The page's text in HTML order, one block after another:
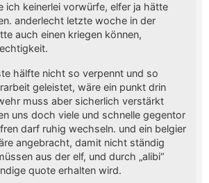
ich keinerlei vorwürfe, elfer ja hätte
anderlecht letzte woche in der
auch einen kriegen können,
hälfte nicht so verpennt und so
geleistet, wäre ein punkt drin
muss aber sicherlich verstärkt
uns doch viele und schnelle gegentor
darf ruhig wechseln. und ein belgier
angebracht, damit nicht ständig
aus der elf, und durch „alibi“
quote erhalten wird.